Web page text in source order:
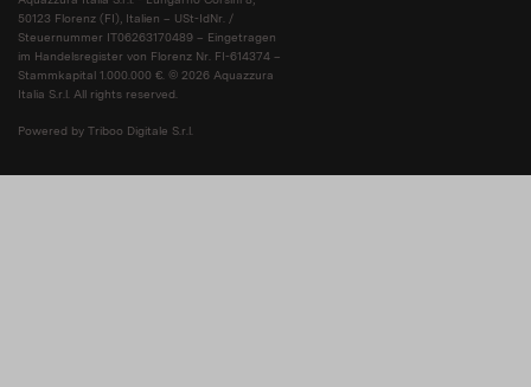
50123 Florenz (FI), Italien – USt-IdNr. /
Steuernummer IT06263170489 – Eingetragen
im Handelsregister von Florenz Nr. FI-614374 –
Stammkapital 1.000.000 €. © 2026 Aquazzura
Italia S.r.l. All rights reserved.
Powered by Triboo Digitale S.r.l.